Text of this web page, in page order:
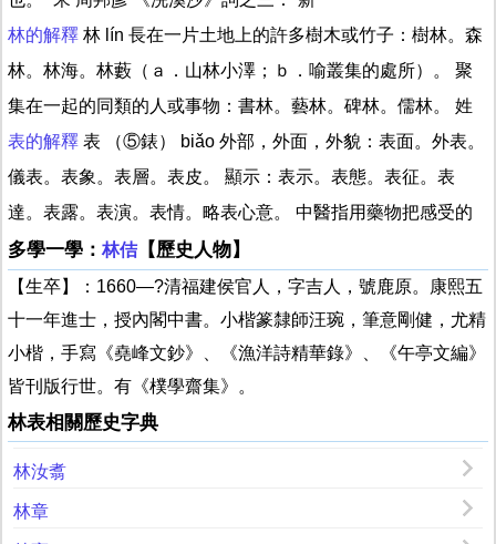
林的解釋 林 lín 長在一片土地上的許多樹木或竹子：樹林。森
林。林海。林藪（ａ．山林小澤；ｂ．喻叢集的處所）。 聚
集在一起的同類的人或事物：書林。藝林。碑林。儒林。 姓
表的解釋 表 （⑤錶） biǎo 外部，外面，外貌：表面。外表。
儀表。表象。表層。表皮。 顯示：表示。表態。表征。表
達。表露。表演。表情。略表心意。 中醫指用藥物把感受的
多學一學： 林佶【歷史人物】
【生卒】：1660—?清福建侯官人，字吉人，號鹿原。康熙五
十一年進士，授內閣中書。小楷篆隸師汪琬，筆意剛健，尤精
小楷，手寫《堯峰文鈔》、《漁洋詩精華錄》、《午亭文編》
皆刊版行世。有《樸學齋集》。
林表相關歷史字典
林汝翥
林章